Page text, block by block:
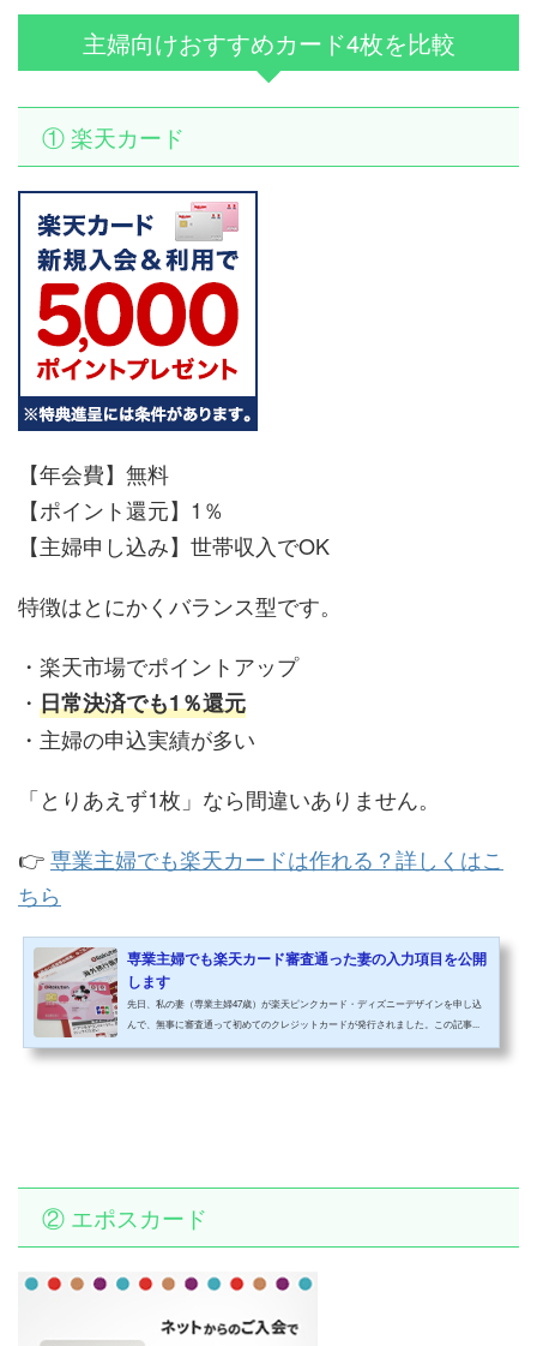
主婦向けおすすめカード4枚を比較
① 楽天カード
【年会費】無料
【ポイント還元】1％
【主婦申し込み】世帯収入でOK
特徴はとにかくバランス型です。
・楽天市場でポイントアップ
・ 日常決済でも1％還元
・主婦の申込実績が多い
「とりあえず1枚」なら間違いありません。
👉専業主婦でも楽天カードは作れる？詳しくはこ
ちら
専業主婦でも楽天カード審査通った妻の入力項目を公開
します
先日、私の妻（専業主婦47歳）が楽天ピンクカード・ディズニーデザインを申し込
んで、無事に審査通って初めてのクレジットカードが発行されました。この記事...
② エポスカード